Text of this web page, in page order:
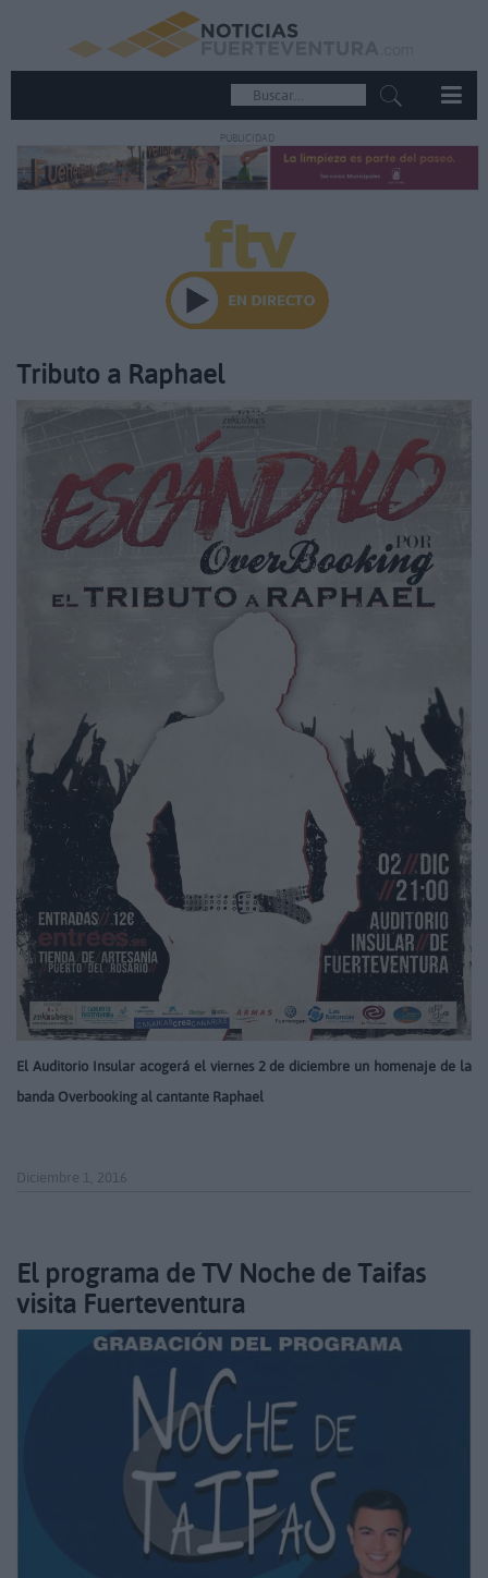
PUBLICIDAD
Tributo a Raphael
El Auditorio Insular acogerá el viernes 2 de diciembre un homenaje de la
banda Overbooking al cantante Raphael
Diciembre 1, 2016
El programa de TV Noche de Taifas
visita Fuerteventura